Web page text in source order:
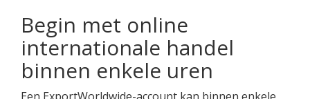
Begin met online
internationale handel
binnen enkele uren